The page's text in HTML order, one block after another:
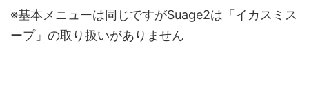
※基本メニューは同じですがSuage2は「イカスミス
ープ」の取り扱いがありません